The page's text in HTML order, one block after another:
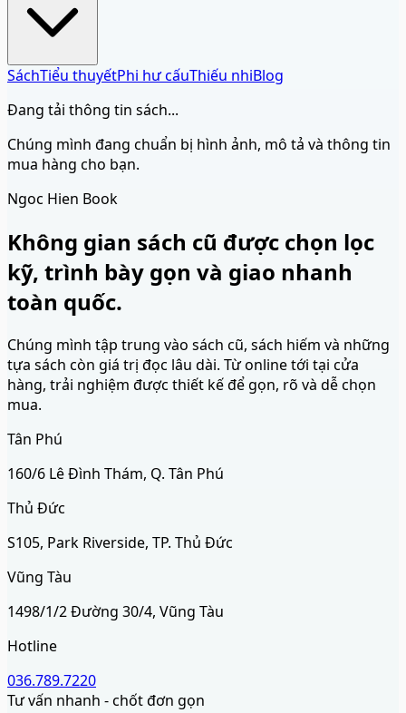
SáchTiểu thuyếtPhi hư cấuThiếu nhiBlog
Đang tải thông tin sách...
Chúng mình đang chuẩn bị hình ảnh, mô tả và thông tin
mua hàng cho bạn.
Ngoc Hien Book
Không gian sách cũ được chọn lọc
kỹ, trình bày gọn và giao nhanh
toàn quốc.
Chúng mình tập trung vào sách cũ, sách hiếm và những
tựa sách còn giá trị đọc lâu dài. Từ online tới tại cửa
hàng, trải nghiệm được thiết kế để gọn, rõ và dễ chọn
mua.
Tân Phú
160/6 Lê Đình Thám, Q. Tân Phú
Thủ Đức
S105, Park Riverside, TP. Thủ Đức
Vũng Tàu
1498/1/2 Đường 30/4, Vũng Tàu
Hotline
036.789.7220
Tư vấn nhanh - chốt đơn gọn